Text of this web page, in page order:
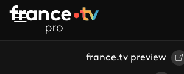
Aller au contenu principal
france.tv preview